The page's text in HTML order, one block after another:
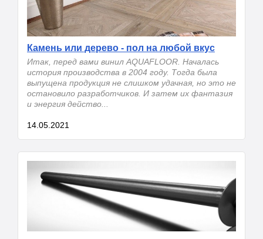
Камень или дерево - пол на любой вкус
Итак, перед вами винил AQUAFLOOR. Началась
история производства в 2004 году. Тогда была
выпущена продукция не слишком удачная, но это не
остановило разработчиков. И затем их фантазия
и энергия действо...
14.05.2021